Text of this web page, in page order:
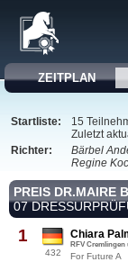
ZEITPLAN
Startliste:
15
Zuletzt
Richter:
Bärbel
Regine
PREIS DR.MAIRE
07
1
432
Chiara
RFV Cremlingen
For Future A